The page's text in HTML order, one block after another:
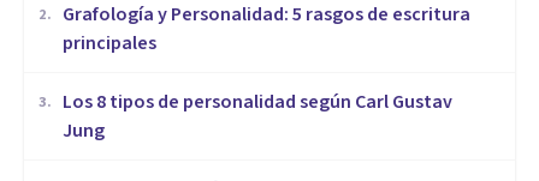
2.
Grafología y Personalidad: 5 rasgos de escritura
principales
3.
​Los 8 tipos de personalidad según Carl Gustav
Jung